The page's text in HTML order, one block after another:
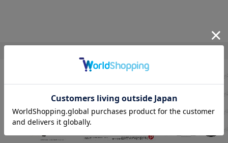
©空知英秋/集英社・テレビ東京・電通・サンライズ